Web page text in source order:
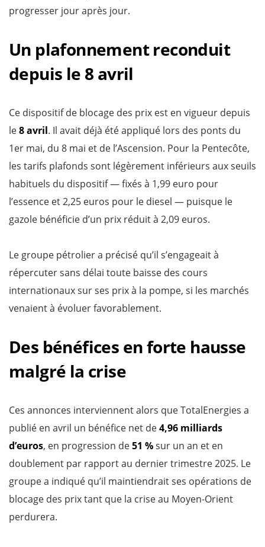
progresser jour après jour.
Un plafonnement reconduit
depuis le 8 avril
Ce dispositif de blocage des prix est en vigueur depuis
le8 avril. Il avait déjà été appliqué lors des ponts du
1er mai, du 8 mai et de l’Ascension. Pour la Pentecôte,
les tarifs plafonds sont légèrement inférieurs aux seuils
habituels du dispositif — fixés à 1,99 euro pour
l’essence et 2,25 euros pour le diesel — puisque le
gazole bénéficie d’un prix réduit à 2,09 euros.
Le groupe pétrolier a précisé qu’il s’engageait à
répercuter sans délai toute baisse des cours
internationaux sur ses prix à la pompe, si les marchés
venaient à évoluer favorablement.
Des bénéfices en forte hausse
malgré la crise
Ces annonces interviennent alors que TotalEnergies a
publié en avril un bénéfice net de4,96 milliards
d’euros, en progression de51 %sur un an et en
doublement par rapport au dernier trimestre 2025. Le
groupe a indiqué qu’il maintiendrait ses opérations de
blocage des prix tant que la crise au Moyen-Orient
perdurera.